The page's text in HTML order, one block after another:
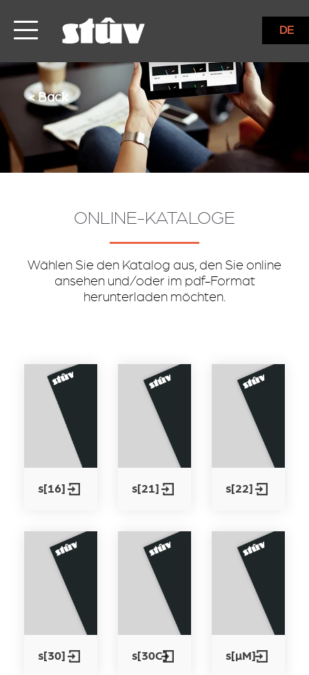
DE
< Back
ONLINE-KATALOGE
Wählen Sie den Katalog aus, den Sie online
ansehen und/oder im pdf-Format
herunterladen möchten.
s[16] s[21] s[22]
s[30] s[30C] s[µM]